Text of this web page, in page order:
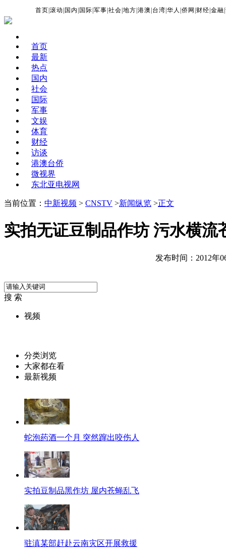
首页 |滚动 国内 国际 |军事 |社会 |地方 |港澳 台湾 |华人 |侨网 财经 |金融 |
首页
最新
热点
国内
社会
国际
军事
文娱
体育
财经
访谈
港澳台侨
微视界
东北亚电视网
当前位置： 中新视频 > CNSTV >新闻纵览 >正文
实拍无证豆制品作坊 污水横流
发布时间：2012年
搜 索
视频
分类浏览
大家都在看
最新视频
蛇泡药酒一个月 突然蹿出咬伤人
实拍豆制品黑作坊 屋内苍蝇乱飞
驻滇某部赶赴云南灾区开展救援